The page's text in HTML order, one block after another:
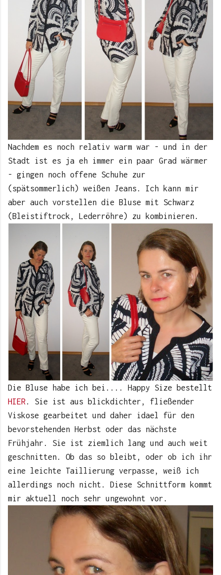
Nachdem es noch relativ warm war - und in der
Stadt ist es ja eh immer ein paar Grad wärmer
- gingen noch offene Schuhe zur
(spätsommerlich) weißen Jeans. Ich kann mir
aber auch vorstellen die Bluse mit Schwarz
(Bleistiftrock, Lederröhre) zu kombinieren.
Die Bluse habe ich bei.... Happy Size bestellt
HIER . Sie ist aus blickdichter, fließender
Viskose gearbeitet und daher idael für den
bevorstehenden Herbst oder das nächste
Frühjahr. Sie ist ziemlich lang und auch weit
geschnitten. Ob das so bleibt, oder ob ich ihr
eine leichte Taillierung verpasse, weiß ich
allerdings noch nicht. Diese Schnittform kommt
mir aktuell noch sehr ungewohnt vor.